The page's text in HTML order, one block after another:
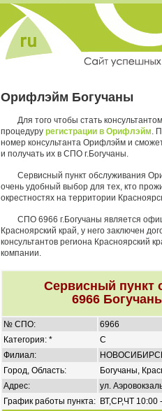
Орифлэйм Богучаны
Для того чтобы стать
процедуру регистрации в Орифлэйм.
номер консультанта Орифлэйм и
и получать их в СПО г.Богучаны.
Сервисный пункт обслуживания
очень удобный выбор для тех, кто
окрестностях на территории
СПО 6966 г.Богучаны является
Красноярский край, у него заключен
консультантов региона Красноярский
компании.
Сервисный пункт
6966
№ СПО:
6966
Категория: *
C
Филиал:
Город, Область:
Богучаны,
Адрес:
ул.
График работы пункта: ВТ,СР,ЧТ 10:00